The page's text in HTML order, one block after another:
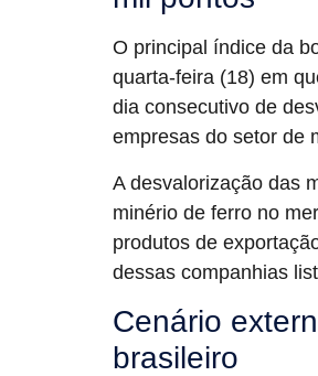
O principal índice da
quarta-feira (18) em
dia consecutivo de
empresas do setor de
A desvalorização das
minério de ferro no
produtos de
dessas companhias
Cenário
brasileiro